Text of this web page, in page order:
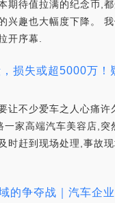
期待值拉满的纪念币,
兴趣也大幅度下降。
开序幕.
损失或超5000万！
让不少爱车之人心痛许
一家高端汽车美容店,突
时赶到现场处理,事故
的争夺战｜汽车企